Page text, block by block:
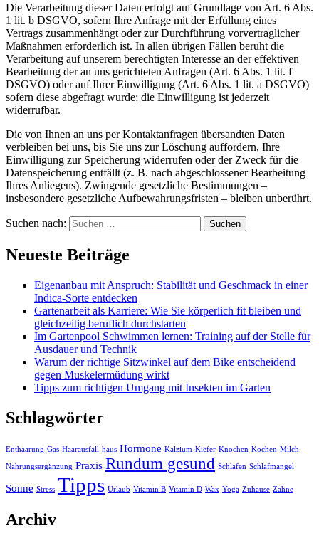
Die Verarbeitung dieser Daten erfolgt auf Grundlage von Art. 6 Abs.
1 lit. b DSGVO, sofern Ihre Anfrage mit der Erfüllung eines
Vertrags zusammenhängt oder zur Durchführung vorvertraglicher
Maßnahmen erforderlich ist. In allen übrigen Fällen beruht die
Verarbeitung auf unserem berechtigten Interesse an der effektiven
Bearbeitung der an uns gerichteten Anfragen (Art. 6 Abs. 1 lit. f
DSGVO) oder auf Ihrer Einwilligung (Art. 6 Abs. 1 lit. a DSGVO)
sofern diese abgefragt wurde; die Einwilligung ist jederzeit
widerrufbar.
Die von Ihnen an uns per Kontaktanfragen übersandten Daten
verbleiben bei uns, bis Sie uns zur Löschung auffordern, Ihre
Einwilligung zur Speicherung widerrufen oder der Zweck für die
Datenspeicherung entfällt (z. B. nach abgeschlossener Bearbeitung
Ihres Anliegens). Zwingende gesetzliche Bestimmungen –
insbesondere gesetzliche Aufbewahrungsfristen – bleiben unberührt.
Suchen nach:
Neueste Beiträge
Eigenanbau mit Anspruch: Stabilität und Geschmack in einer
Indica-Sorte entdecken
Gartenarbeit als Karriere: Wie Sie körperlich fit bleiben und
gleichzeitig beruflich durchstarten
Im Gartenpool Schwimmen lernen: Training auf der Stelle für
Ausdauer und Technik
Warum der richtige Sitzwinkel auf dem Bike entscheidend
gegen Muskelermüdung wirkt
Tipps zum richtigen Umgang mit Insekten im Garten
Schlagwörter
Enthaarung Gas Haarausfall haus Hormone Kalzium Kiefer Knochen Kochen Milch
Nahrungsergänzung Praxis Rundum gesund Schlafen Schlafmangel
Sonne Stress Tipps Urlaub Vitamin B Vitamin D Wax Yoga Zuhause Zähne
Archiv